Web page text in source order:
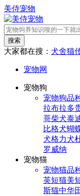
美侍宠物
搜索
大家都在搜： 犬舍猫
宠物网
宠物狗
宠物狗品
拉布拉多
哥柴犬泰
比格犬蝴
犬格力犬
罗威纳
宠物猫
宠物猫品
英短猫美
斯猫中华